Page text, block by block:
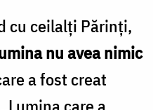
cu ceilalți Părinți,
nu avea nimic
a fost creat